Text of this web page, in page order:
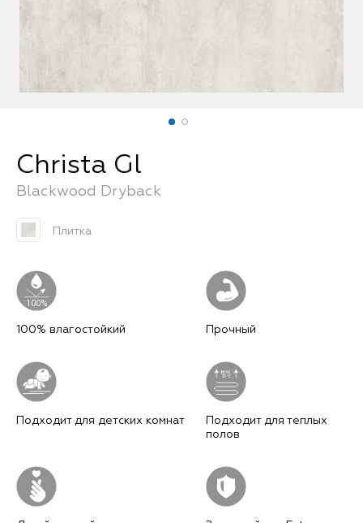
Christa Gl
Blackwood Dryback
Плитка
100%
100% влагостойкий Прочный
Подходит для детских комнат
MAX
29°C
Подходит для теплых
полов